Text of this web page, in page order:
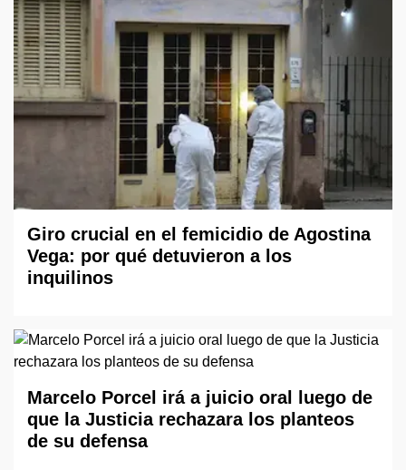
Giro crucial en el femicidio de Agostina
Vega: por qué detuvieron a los
inquilinos
Marcelo Porcel irá a juicio oral luego de
que la Justicia rechazara los planteos
de su defensa